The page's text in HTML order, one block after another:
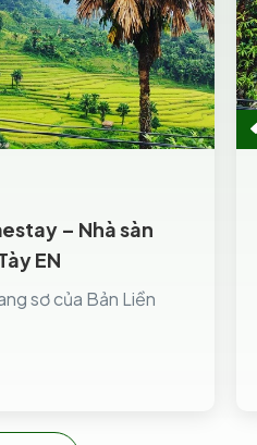
– Nhà sàn
EN
sơ của Bản Liền